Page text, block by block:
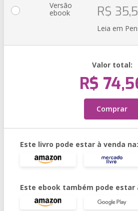
Versão
ebook R$
Leia em
Valor total:
R$
Comprar
Este livro pode estar à venda na:
Este ebook também pode estar